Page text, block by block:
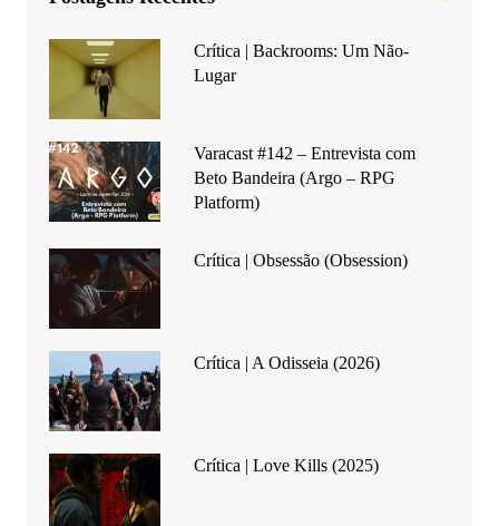
Crítica | Backrooms: Um Não-
Lugar
Varacast #142 – Entrevista com
Beto Bandeira (Argo – RPG
Platform)
Crítica | Obsessão (Obsession)
Crítica | A Odisseia (2026)
Crítica | Love Kills (2025)